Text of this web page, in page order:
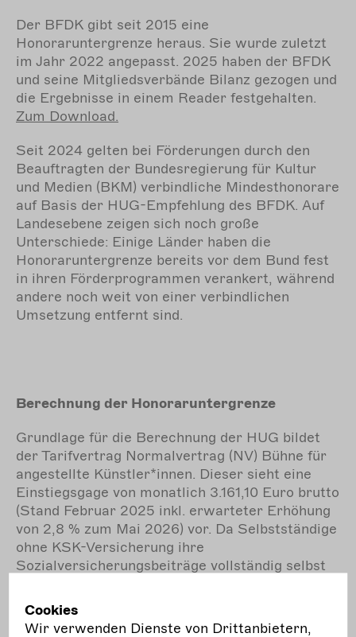
Der BFDK gibt seit 2015 eine
Honoraruntergrenze heraus. Sie wurde zuletzt
im Jahr 2022 angepasst. 2025 haben der BFDK
und seine Mitgliedsverbände Bilanz gezogen und
die Ergebnisse in einem Reader festgehalten.
Zum Download.
Seit 2024 gelten bei Förderungen durch den
Beauftragten der Bundesregierung für Kultur
und Medien (BKM) verbindliche Mindesthonorare
auf Basis der HUG-Empfehlung des BFDK. Auf
Landesebene zeigen sich noch große
Unterschiede: Einige Länder haben die
Honoraruntergrenze bereits vor dem Bund fest
in ihren Förderprogrammen verankert, während
andere noch weit von einer verbindlichen
Umsetzung entfernt sind.
Berechnung der Honoraruntergrenze
Grundlage für die Berechnung der HUG bildet
der Tarifvertrag Normalvertrag (NV) Bühne für
angestellte Künstler*innen. Dieser sieht eine
Einstiegsgage von monatlich 3.161,10 Euro brutto
(Stand Februar 2025 inkl. erwarteter Erhöhung
von 2,8 % zum Mai 2026) vor. Da Selbstständige
ohne KSK-Versicherung ihre
Sozialversicherungsbeiträge vollständig selbst
Prozent) hinzugerechnet. Unabhängig vom
Versicherungsstatus enthält die HUG-
Cookies
Wir verwenden Dienste von Drittanbietern,